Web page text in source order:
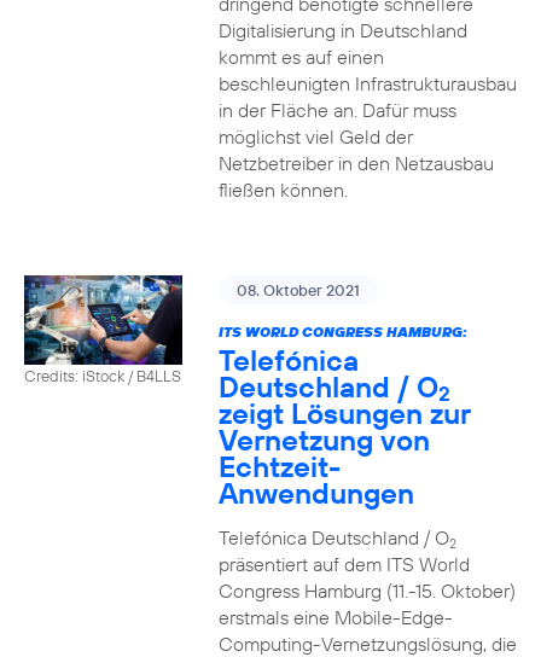
Digitalisierung in Deutschland
kommt es auf einen
beschleunigten Infrastrukturausbau
in der Fläche an. Dafür muss
möglichst viel Geld der
Netzbetreiber in den Netzausbau
fließen können.
Credits: iStock / B4LLS
08. Oktober 2021
ITS WORLD CONGRESS HAMBURG:
Telefónica
Deutschland / O2
zeigt Lösungen zur
Vernetzung von
Echtzeit-
Anwendungen
Telefónica Deutschland / O2
präsentiert auf dem ITS World
Congress Hamburg (11.-15. Oktober)
erstmals eine Mobile-Edge-
Computing-Vernetzungslösung, die